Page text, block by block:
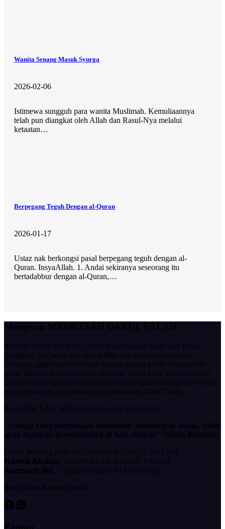
Wanita Senang Masuk Syurga
2026-02-06
Istimewa sungguh para wanita Muslimah. Kemuliaannya
telah pun diangkat oleh Allah dan Rasul-Nya melalui
ketaatan…
Berpegang Teguh Dengan al-Quran
2026-01-17
Ustaz nak berkongsi pasal berpegang teguh dengan al-
Quran. InsyaAllah. 1. Andai sekiranya seseorang itu
bertadabbur dengan al-Quran,…
Mengenai MADRASAH DARUL FALAH
MADRASAH DARUL FALAH merupakan salah satu pusat
pengajian Al-Quran dan asas fardhu ain. Keadaan ekonomi
sekarang agak memberi kesan kepada semua pihak termasuklah
pihak Madrasah Darul Falah. Oleh itu, pihak kami amat mengalu-
alukan sumbangan dari orang ramai agar dapat meringankan urusan
pengurusan dan kebajikan warga Madrasah Darul Falah.
Rasulullah SAW telah bersabda yang bermaksud,
“Sesiapa yang melepaskan kesusahan seseorang di dunia, Allah
akan lepaskan kesusahannya di hari akhirat.” (Hadis Bukhari)
Untuk berinfaq pada MADRASAH DARUL FALAH,
𝗡𝗮𝗺𝗮 𝗔𝗸𝗮𝘂𝗻: MADRASAH DARUL FALAH
𝗔𝗰𝗰𝗼𝘂𝗻𝘁 𝗡𝗼 : 563064161841 ( MAYBANK)
Ikuti Kami di Media Sosial
Pautan